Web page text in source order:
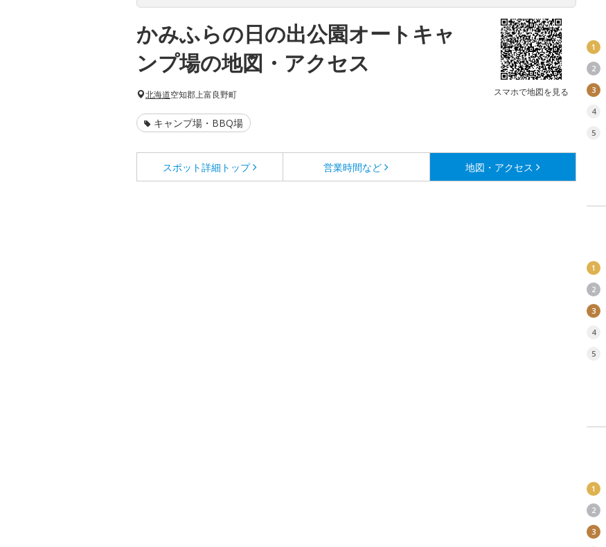
かみふらの日の出公園オートキャ
ンプ場の地図・アクセス
スマホで地図を見る
北海道空知郡上富良野町
キャンプ場・BBQ場
スポット詳細 トップ 営業時間など 地図・アクセス
1
2
3
4
5
1
2
3
4
5
1
2
3